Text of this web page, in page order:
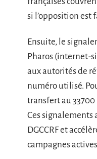
si l’opposition est
Ensuite, le
Pharos (internet-
aux autorités de
numéro utilisé.
transfert au
Ces signalements
DGCCRF et
campagnes